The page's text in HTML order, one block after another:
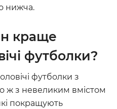
нижча.
краще
футболки?
футболки з
ж з невеликим вмістом
покращують